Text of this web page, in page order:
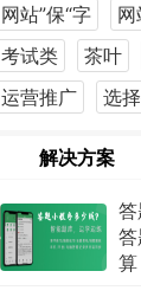
网站”保“字
考试类
茶叶
运营推广
选
解决方案
算